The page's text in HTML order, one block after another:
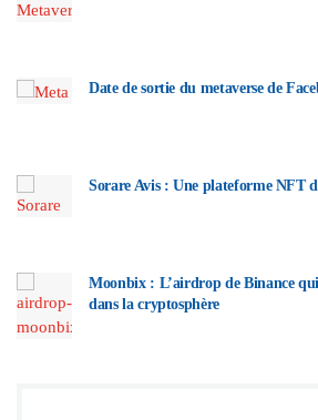
Date de sortie du metaverse de
Sorare Avis : Une plateforme NFT
Moonbix : L’airdrop de Binance
dans la cryptosphère